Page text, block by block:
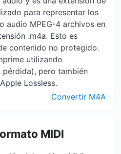
para representar los
audio MPEG-4 archivos en
.m4a. Esto es
contenido no protegido.
utilizando
pero también
Lossless.
Convertir M4A
MIDI